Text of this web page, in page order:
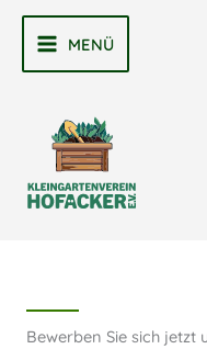
Zum
Inhalt
MAIN
MENÜ
Bewerben Sie sich jetzt